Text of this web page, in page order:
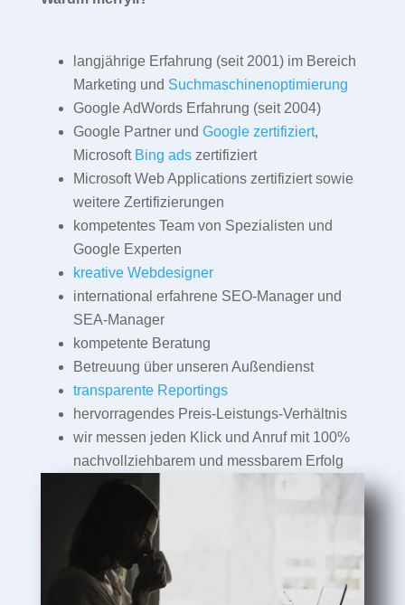
langjährige Erfahrung (seit 2001) im Bereich
Marketing und Suchmaschinenoptimierung
Google AdWords Erfahrung (seit 2004)
Google Partner und Google zertifiziert,
Microsoft Bing adszertifiziert
Microsoft Web Applications zertifiziert sowie
weitere Zertifizierungen
kompetentes Team von Spezialisten und
Google Experten
kreative Webdesigner
international erfahrene SEO-Manager und
SEA-Manager
kompetente Beratung
Betreuung über unseren Außendienst
transparente Reportings
hervorragendes Preis-Leistungs-Verhältnis
wir messen jeden Klick und Anruf mit 100%
nachvollziehbarem und messbarem Erfolg